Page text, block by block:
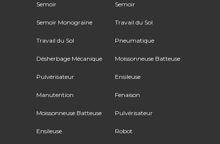
Semoir
Semoir Monograine
Travail du Sol
Désherbage Mécanique
Pulvérisateur
Manutention
Moissonneuse Batteuse
Ensileuse
Semoir
Travail du Sol
Pneumatique
Moissonneuse Batteuse
Ensileuse
Fenaison
Pulvérisateur
Robot